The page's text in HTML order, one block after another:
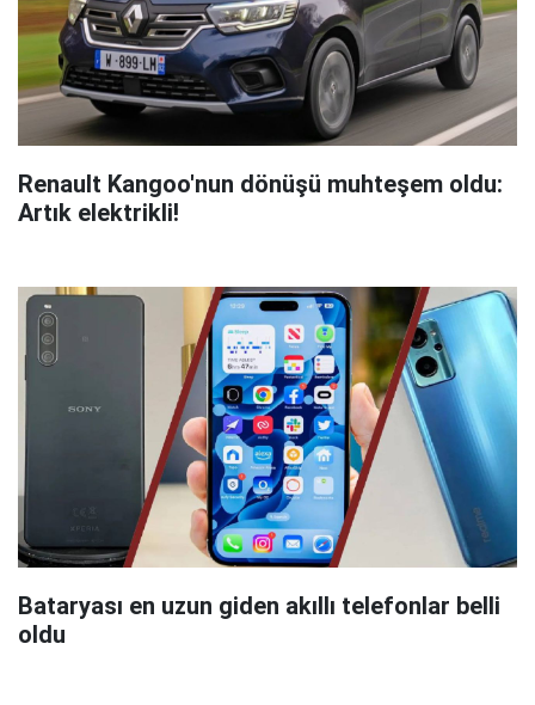
Renault Kangoo'nun dönüşü muhteşem oldu:
Artık elektrikli!
Bataryası en uzun giden akıllı telefonlar belli
oldu